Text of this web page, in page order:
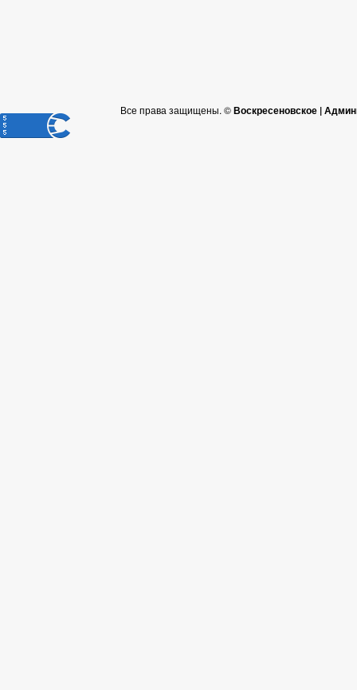
Все права защищены. ©Воскресеновское |